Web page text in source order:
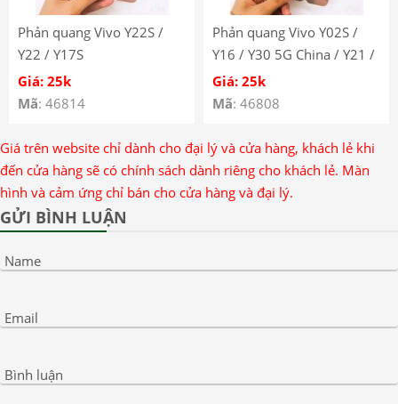
Phản quang Vivo Y22S /
Y22 / Y17S
Giá: 25k
Mã: 46814
Phản quang Vivo Y02S /
Y16 / Y30 5G China / Y21 /
Y21S
Giá: 25k
Mã: 46808
Giá trên website chỉ dành cho đại lý và cửa hàng, khách lẻ khi
đến cửa hàng sẽ có chính sách dành riêng cho khách lẻ. Màn
hình và cảm ứng chỉ bán cho cửa hàng và đại lý.
GỬI BÌNH LUẬN
Name
Email
Bình luận